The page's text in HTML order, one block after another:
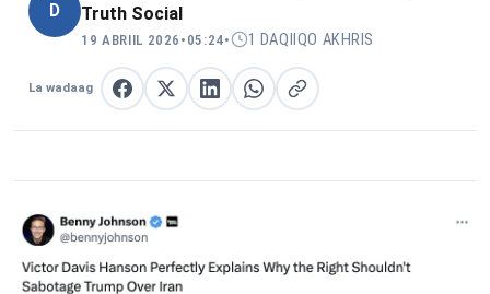
D
Truth Social
19 ABRIIL 2026 • 05:24• 1 DAQIIQO AKHRIS
La wadaag La wadaag Facebook
La wadaag XLa wadaag LinkedIn
La wadaag WhatsApp
Nuqul link